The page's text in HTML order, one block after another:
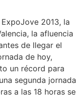
2013, la
la afluencia
de llegar el
de hoy,
un récord para
segunda jornada
a las 18 horas se